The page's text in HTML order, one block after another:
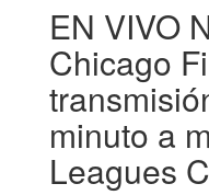
EN VIVO
Chicago
minuto a
Leagues